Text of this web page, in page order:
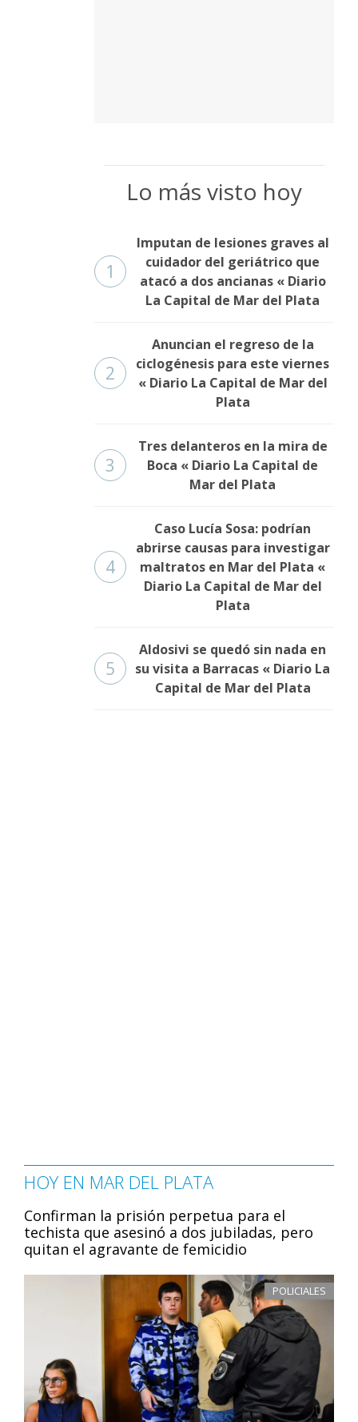
Lo más visto hoy
1
Imputan de lesiones graves al
cuidador del geriátrico que
atacó a dos ancianas « Diario
La Capital de Mar del Plata
2
Anuncian el regreso de la
ciclogénesis para este viernes
« Diario La Capital de Mar del
Plata
3
Tres delanteros en la mira de
Boca « Diario La Capital de
Mar del Plata
4
Caso Lucía Sosa: podrían
abrirse causas para investigar
maltratos en Mar del Plata «
Diario La Capital de Mar del
Plata
5
Aldosivi se quedó sin nada en
su visita a Barracas « Diario La
Capital de Mar del Plata
HOY EN MAR DEL PLATA
Confirman la prisión perpetua para el
techista que asesinó a dos jubiladas, pero
quitan el agravante de femicidio
POLICIALES